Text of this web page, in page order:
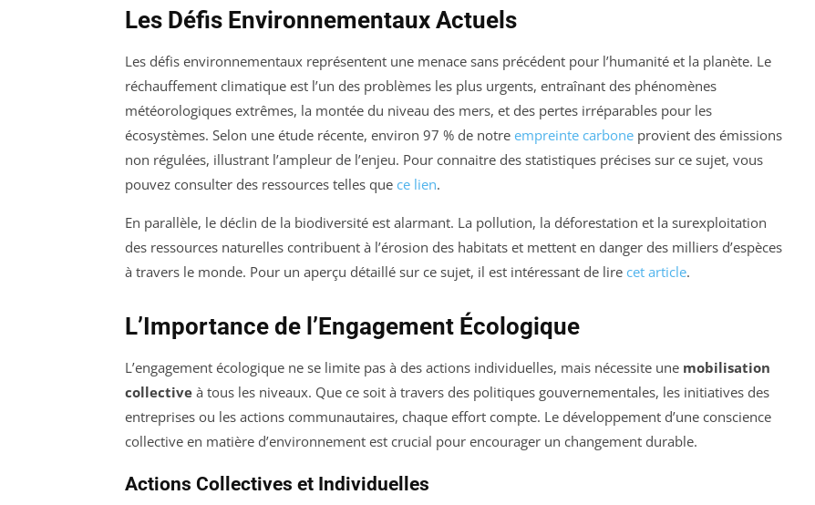
Les Défis Environnementaux Actuels
Les défis environnementaux représentent une menace sans précédent pour l’humanité et la planète. Le
réchauffement climatique est l’un des problèmes les plus urgents, entraînant des phénomènes
météorologiques extrêmes, la montée du niveau des mers, et des pertes irréparables pour les
écosystèmes. Selon une étude récente, environ 97 % de notre empreinte carbone provient des émissions
non régulées, illustrant l’ampleur de l’enjeu. Pour connaitre des statistiques précises sur ce sujet, vous
pouvez consulter des ressources telles que ce lien.
En parallèle, le déclin de la biodiversité est alarmant. La pollution, la déforestation et la surexploitation
des ressources naturelles contribuent à l’érosion des habitats et mettent en danger des milliers d’espèces
à travers le monde. Pour un aperçu détaillé sur ce sujet, il est intéressant de lire cet article.
L’Importance de l’Engagement Écologique
L’engagement écologique ne se limite pas à des actions individuelles, mais nécessite une mobilisation
collective à tous les niveaux. Que ce soit à travers des politiques gouvernementales, les initiatives des
entreprises ou les actions communautaires, chaque effort compte. Le développement d’une conscience
collective en matière d’environnement est crucial pour encourager un changement durable.
Actions Collectives et Individuelles